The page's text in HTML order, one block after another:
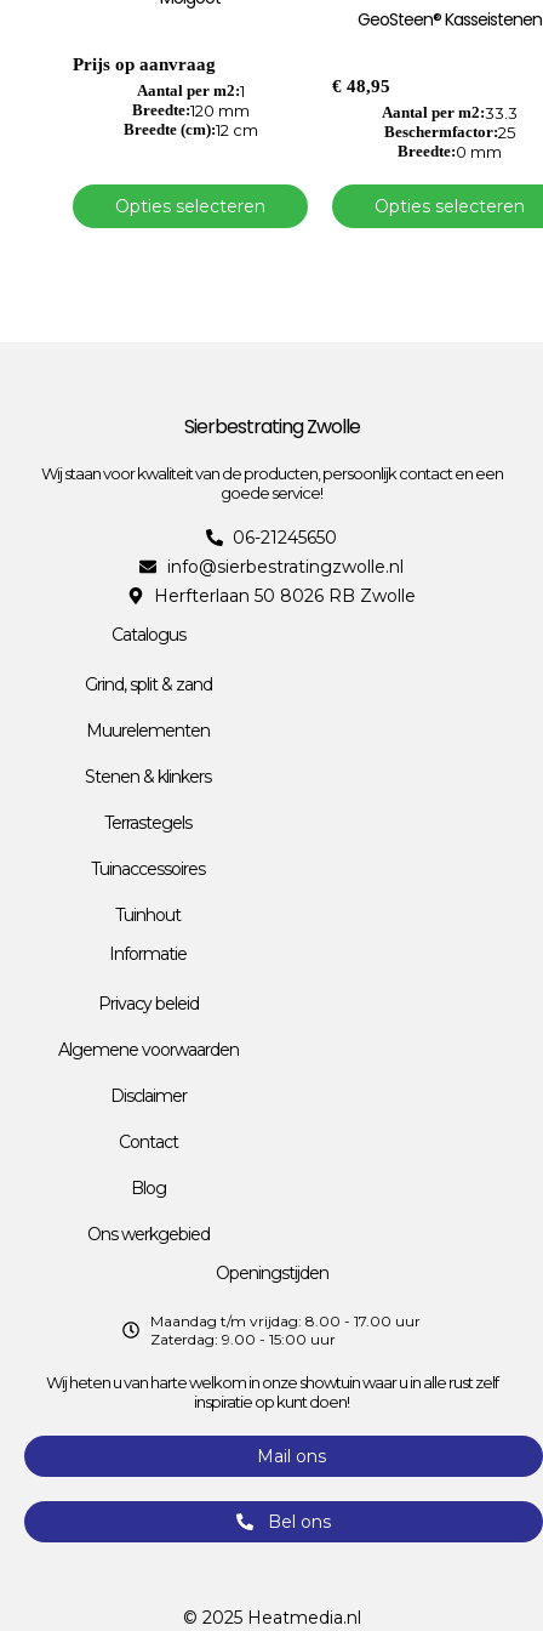
Prijs op aanvraag
Aantal per m2:1
Breedte:120 mm
Breedte (cm):12 cm
Opties selecteren
Deze
gekozen
op
de
productpagina
GeoSteen® Kasseistenen
€ 48,95
Aantal per m2:33.3
Beschermfactor:25
Breedte:0 mm
Opties selecteren
meerdere
optie
gekozen
op
de
productpagina
Sierbestrating Zwolle
Wij staan voor kwaliteit van de producten, persoonlijk contact en een
goede service!
06-21245650
info@sierbestratingzwolle.nl
Herfterlaan 50 8026 RB Zwolle
Catalogus
Grind, split & zand
Muurelementen
Stenen & klinkers
Terrastegels
Tuinaccessoires
Tuinhout
Informatie
Privacy beleid
Algemene voorwaarden
Disclaimer
Contact
Blog
Ons werkgebied
Openingstijden
Maandag t/m vrijdag: 8.00 - 17.00 uur
Zaterdag: 9.00 - 15:00 uur
Wij heten u van harte welkom in onze showtuin waar u in alle rust zelf
inspiratie op kunt doen!
Mail ons
Bel ons
© 2025 Heatmedia.nl